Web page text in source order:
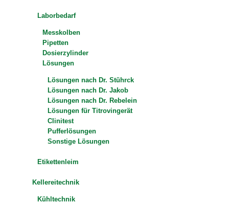
Laborbedarf
Messkolben
Pipetten
Dosierzylinder
Lösungen
Lösungen nach Dr. Stührck
Lösungen nach Dr. Jakob
Lösungen nach Dr. Rebelein
Lösungen für Titrovingerät
Clinitest
Pufferlösungen
Sonstige Lösungen
Etikettenleim
Kellereitechnik
Kühltechnik